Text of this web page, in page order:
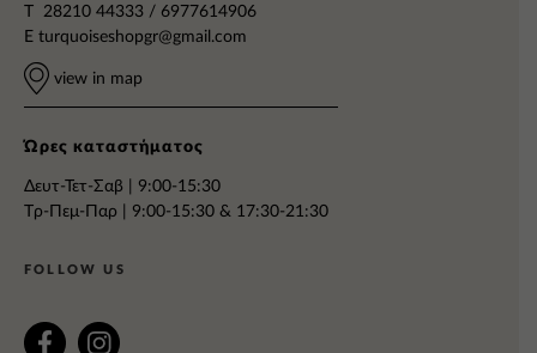
T 28210 44333 / 6977614906
E turquoiseshopgr@gmail.com
view in map
Ώρες καταστήματος
Δευτ-Τετ-Σαβ | 9:00-15:30
Tρ-Πεμ-Παρ | 9:00-15:30 & 17:30-21:30
FOLLOW US